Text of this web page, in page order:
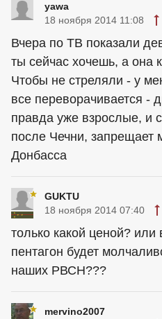
yawa
18 ноября 2014 11:08
Вчера по ТВ показали
ты сейчас хочешь, а она
Чтобы не стреляли - у
все переворачивается -
правда уже взрослые, и
после Чечни, запрещает
Донбасса
GUKTU
18 ноября 2014 07:40
только какой ценой? или
пентагон будет
наших РВСН???
mervino2007